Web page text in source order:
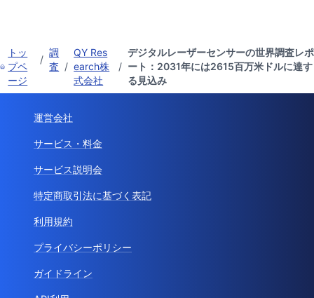
トッ
プペ
ージ
/
調
査 /
QY Res
earch株
式会社
/
デジタルレーザーセンサーの世界調査レポ
ート：2031年には2615百万米ドルに達す
る見込み
運営会社
サービス・料金
サービス説明会
特定商取引法に基づく表記
利用規約
プライバシーポリシー
ガイドライン